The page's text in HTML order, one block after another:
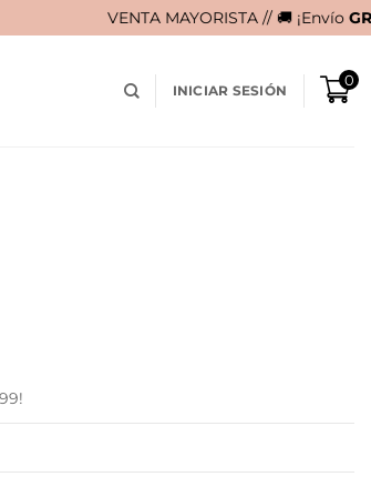
MAYORISTA // 🚚 ¡EnvíoGRATISen compras
INICIAR SESIÓN
0